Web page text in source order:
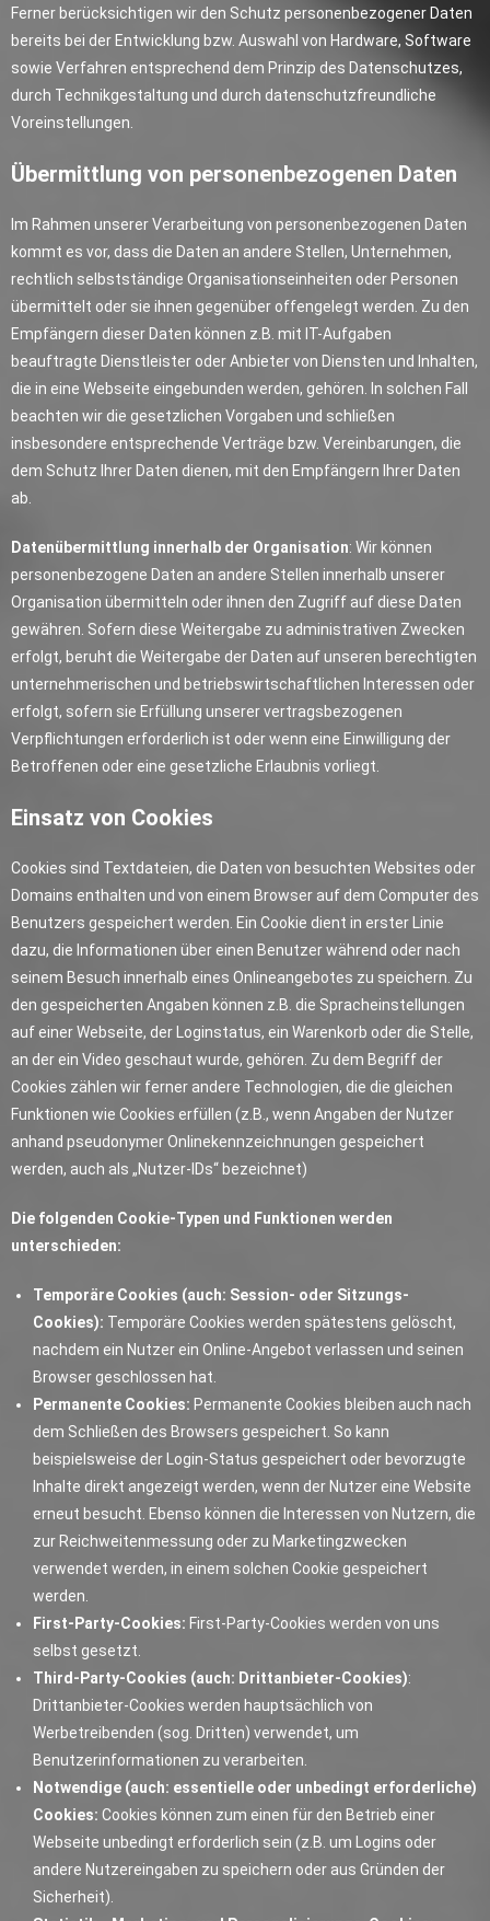
Ferner berücksichtigen wir den Schutz personenbezogener Daten
bereits bei der Entwicklung bzw. Auswahl von Hardware, Software
sowie Verfahren entsprechend dem Prinzip des Datenschutzes,
durch Technikgestaltung und durch datenschutzfreundliche
Voreinstellungen.
Übermittlung von personenbezogenen Daten
Im Rahmen unserer Verarbeitung von personenbezogenen Daten
kommt es vor, dass die Daten an andere Stellen, Unternehmen,
rechtlich selbstständige Organisationseinheiten oder Personen
übermittelt oder sie ihnen gegenüber offengelegt werden. Zu den
Empfängern dieser Daten können z.B. mit IT-Aufgaben
beauftragte Dienstleister oder Anbieter von Diensten und Inhalten,
die in eine Webseite eingebunden werden, gehören. In solchen Fall
beachten wir die gesetzlichen Vorgaben und schließen
insbesondere entsprechende Verträge bzw. Vereinbarungen, die
dem Schutz Ihrer Daten dienen, mit den Empfängern Ihrer Daten
ab.
Datenübermittlung innerhalb der Organisation: Wir können
personenbezogene Daten an andere Stellen innerhalb unserer
Organisation übermitteln oder ihnen den Zugriff auf diese Daten
gewähren. Sofern diese Weitergabe zu administrativen Zwecken
erfolgt, beruht die Weitergabe der Daten auf unseren berechtigten
unternehmerischen und betriebswirtschaftlichen Interessen oder
erfolgt, sofern sie Erfüllung unserer vertragsbezogenen
Verpflichtungen erforderlich ist oder wenn eine Einwilligung der
Betroffenen oder eine gesetzliche Erlaubnis vorliegt.
Einsatz von Cookies
Cookies sind Textdateien, die Daten von besuchten Websites oder
Domains enthalten und von einem Browser auf dem Computer des
Benutzers gespeichert werden. Ein Cookie dient in erster Linie
dazu, die Informationen über einen Benutzer während oder nach
seinem Besuch innerhalb eines Onlineangebotes zu speichern. Zu
den gespeicherten Angaben können z.B. die Spracheinstellungen
auf einer Webseite, der Loginstatus, ein Warenkorb oder die Stelle,
an der ein Video geschaut wurde, gehören. Zu dem Begriff der
Cookies zählen wir ferner andere Technologien, die die gleichen
Funktionen wie Cookies erfüllen (z.B., wenn Angaben der Nutzer
anhand pseudonymer Onlinekennzeichnungen gespeichert
werden, auch als „Nutzer-IDs“ bezeichnet)
Die folgenden Cookie-Typen und Funktionen werden
unterschieden:
Temporäre Cookies (auch: Session- oder Sitzungs-
Cookies): Temporäre Cookies werden spätestens gelöscht,
nachdem ein Nutzer ein Online-Angebot verlassen und seinen
Browser geschlossen hat.
Permanente Cookies: Permanente Cookies bleiben auch nach
dem Schließen des Browsers gespeichert. So kann
beispielsweise der Login-Status gespeichert oder bevorzugte
Inhalte direkt angezeigt werden, wenn der Nutzer eine Website
erneut besucht. Ebenso können die Interessen von Nutzern, die
zur Reichweitenmessung oder zu Marketingzwecken
verwendet werden, in einem solchen Cookie gespeichert
werden.
First-Party-Cookies: First-Party-Cookies werden von uns
selbst gesetzt.
Third-Party-Cookies (auch: Drittanbieter-Cookies):
Drittanbieter-Cookies werden hauptsächlich von
Werbetreibenden (sog. Dritten) verwendet, um
Benutzerinformationen zu verarbeiten.
Notwendige (auch: essentielle oder unbedingt erforderliche)
Cookies: Cookies können zum einen für den Betrieb einer
Webseite unbedingt erforderlich sein (z.B. um Logins oder
andere Nutzereingaben zu speichern oder aus Gründen der
Sicherheit).